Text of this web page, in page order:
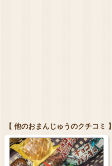
【 他のおまんじゅうのクチコミ 】